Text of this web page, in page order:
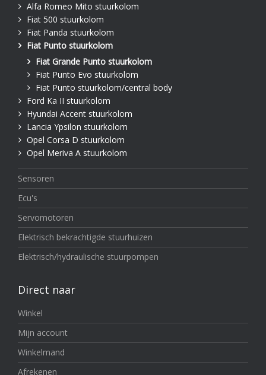
Alfa Romeo Mito stuurkolom
Fiat 500 stuurkolom
Fiat Panda stuurkolom
Fiat Punto stuurkolom
Fiat Grande Punto stuurkolom
Fiat Punto Evo stuurkolom
Fiat Punto stuurkolom/central body
Ford Ka II stuurkolom
Hyundai Accent stuurkolom
Lancia Ypsilon stuurkolom
Opel Corsa D stuurkolom
Opel Meriva A stuurkolom
Sensoren
Ecu's
Servomotoren
Elektrisch bekrachtigde stuurhuizen
Elektrisch/hydraulische stuurpompen
Direct naar
Winkel
Mijn account
Winkelmand
Afrekenen